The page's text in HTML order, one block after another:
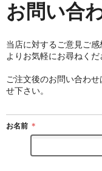
お問い合
当店に対するご意見ご
よりお気軽にお尋ねくだ
ご注文後のお問い合わ
せ下さい。
お名前 ＊